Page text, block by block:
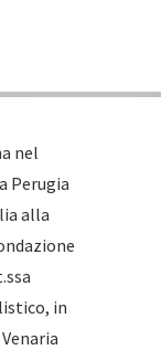
nel
Perugia
alla
in